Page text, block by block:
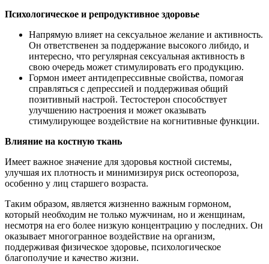
Психологическое и репродуктивное здоровье
Напрямую влияет на сексуальное желание и активность.
Он ответственен за поддержание высокого либидо, и
интересно, что регулярная сексуальная активность в
свою очередь может стимулировать его продукцию.
Гормон имеет антидепрессивные свойства, помогая
справляться с депрессией и поддерживая общий
позитивный настрой. Тестостерон способствует
улучшению настроения и может оказывать
стимулирующее воздействие на когнитивные функции.
Влияние на костную ткань
Имеет важное значение для здоровья костной системы,
улучшая их плотность и минимизируя риск остеопороза,
особенно у лиц старшего возраста.
Таким образом, является жизненно важным гормоном,
который необходим не только мужчинам, но и женщинам,
несмотря на его более низкую концентрацию у последних. Он
оказывает многогранное воздействие на организм,
поддерживая физическое здоровье, психологическое
благополучие и качество жизни.